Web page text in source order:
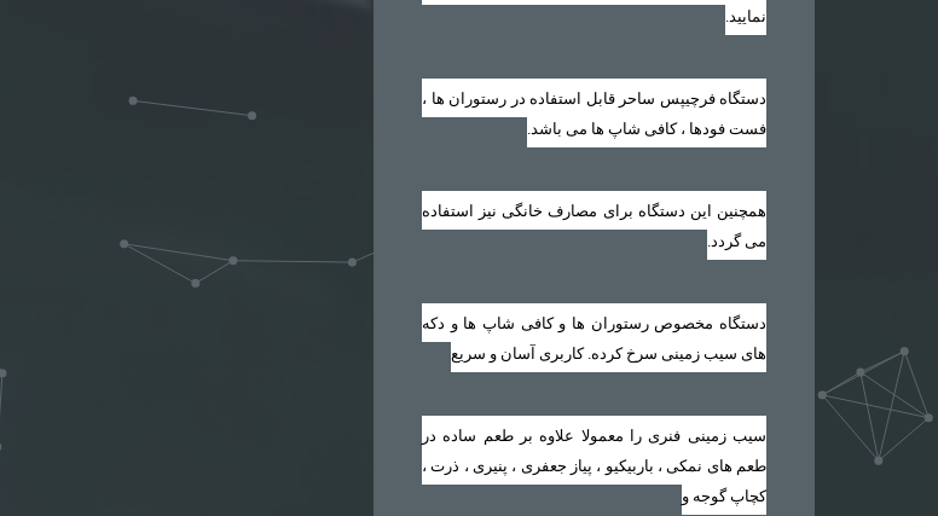
نمایید‏.‏
دستگاه فرچیپس ساحر قابل استفاده در رستوران ها ،
فست فودها ، کافی شاپ ها می باشد‏.‏
همچنین این دستگاه برای مصارف خانگی نیز استفاده
می گردد‏.‏
دستگاه مخصوص رستوران ها و کافی شاپ ها و دکه
های سیب زمینی سرخ کرده. کاربری آسان و سریع
سیب زمینی فنری را معمولا علاوه بر طعم ساده در
طعم های نمکی ، باربیکیو ، پیاز جعفری ، پنیری ، ذرت ،
کچاپ گوجه و